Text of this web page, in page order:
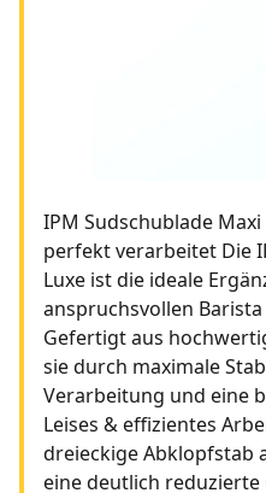
IPM Sudschublade
perfekt verarbeitet Die
Luxe ist die ideale
anspruchsvollen
Gefertigt aus
sie durch maximale
Verarbeitung und eine
Leises & effizientes
dreieckige Abklopfstab
eine deutlich